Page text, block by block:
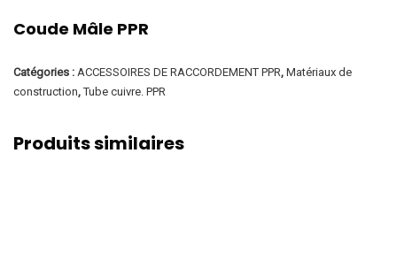
Coude Mâle PPR
Catégories : ACCESSOIRES DE RACCORDEMENT PPR, Matériaux de
construction,Tube cuivre. PPR
Produits similaires